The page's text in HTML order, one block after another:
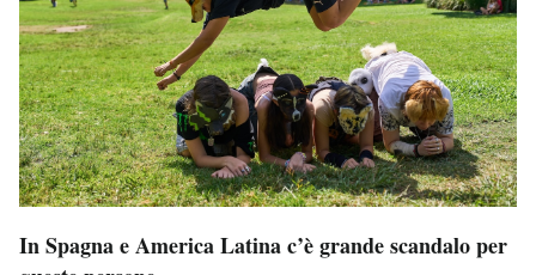
In Spagna e America Latina c’è grande scandalo per